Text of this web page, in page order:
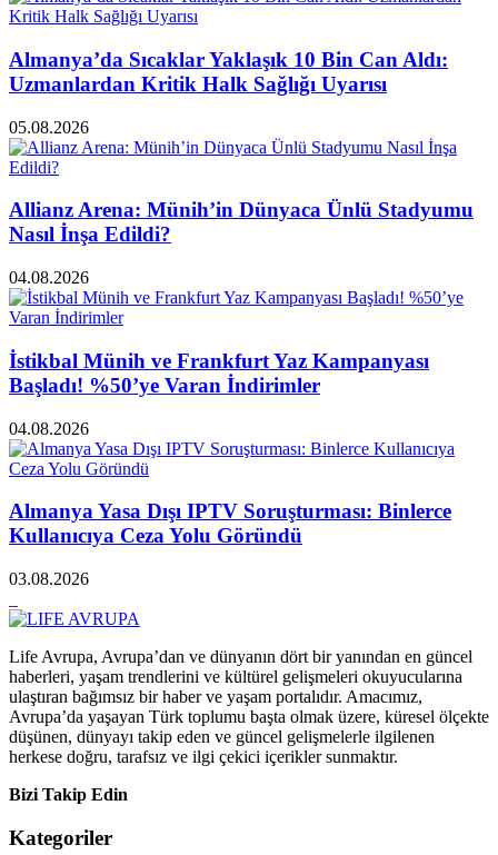
Almanya’da Sıcaklar Yaklaşık 10 Bin Can Aldı:
Uzmanlardan Kritik Halk Sağlığı Uyarısı
05.08.2026
Allianz Arena: Münih’in Dünyaca Ünlü Stadyumu
Nasıl İnşa Edildi?
04.08.2026
İstikbal Münih ve Frankfurt Yaz Kampanyası
Başladı! %50’ye Varan İndirimler
04.08.2026
Almanya Yasa Dışı IPTV Soruşturması: Binlerce
Kullanıcıya Ceza Yolu Göründü
03.08.2026
Life Avrupa, Avrupa’dan ve dünyanın dört bir yanından en güncel
haberleri, yaşam trendlerini ve kültürel gelişmeleri okuyucularına
ulaştıran bağımsız bir haber ve yaşam portalıdır. Amacımız,
Avrupa’da yaşayan Türk toplumu başta olmak üzere, küresel ölçekte
düşünen, dünyayı takip eden ve güncel gelişmelerle ilgilenen
herkese doğru, tarafsız ve ilgi çekici içerikler sunmaktır.
Bizi Takip Edin
Kategoriler